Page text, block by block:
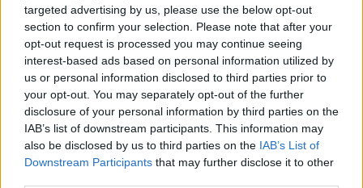
targeted advertising by us, please use the below opt-out
section to confirm your selection. Please note that after your
opt-out request is processed you may continue seeing
interest-based ads based on personal information utilized by
us or personal information disclosed to third parties prior to
your opt-out. You may separately opt-out of the further
disclosure of your personal information by third parties on the
IAB’s list of downstream participants. This information may
also be disclosed by us to third parties on the IAB’s List of
Downstream Participants that may further disclose it to other
Πόσο καιρό νωρίτερα εμπνευστήκατε τη
συγκεκριμένη σειρά;
Πριν από δύο χρόνια είχα γράψει μια άλλη
ιστορία με αυτόν τον τίτλο. Μιλώντας με
τον Αντρέα Γεωργίου, όταν αποφασίσαμε τη
δημιουργία νέας σειράς, κράτησα μόνο τον
τίτλο: «8 λέξεις». Δύο μήνες νωρίτερα